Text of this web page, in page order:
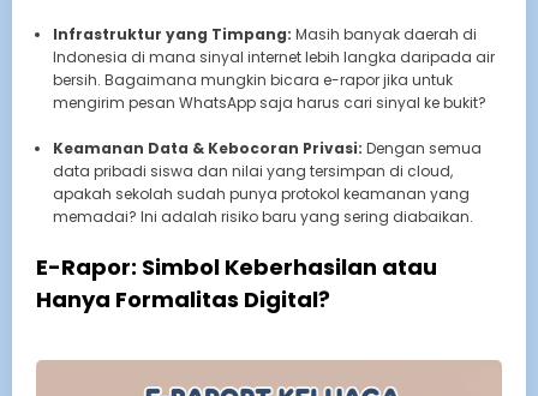
Infrastruktur yang Timpang: Masih banyak daerah di
Indonesia di mana sinyal internet lebih langka daripada air
bersih. Bagaimana mungkin bicara e-rapor jika untuk
mengirim pesan WhatsApp saja harus cari sinyal ke bukit?
Keamanan Data & Kebocoran Privasi: Dengan semua
data pribadi siswa dan nilai yang tersimpan di cloud,
apakah sekolah sudah punya protokol keamanan yang
memadai? Ini adalah risiko baru yang sering diabaikan.
E-Rapor: Simbol Keberhasilan atau
Hanya Formalitas Digital?